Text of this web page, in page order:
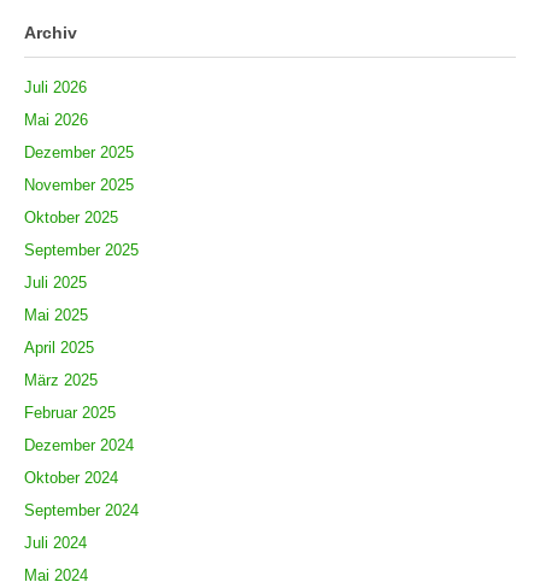
Archiv
Juli 2026
Mai 2026
Dezember 2025
November 2025
Oktober 2025
September 2025
Juli 2025
Mai 2025
April 2025
März 2025
Februar 2025
Dezember 2024
Oktober 2024
September 2024
Juli 2024
Mai 2024